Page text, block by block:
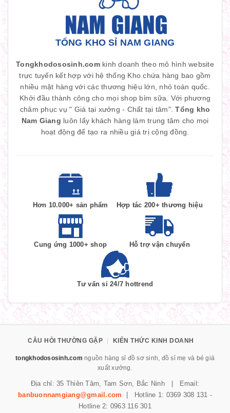
TỔNG KHO SỈ NAM GIANG
Tongkhodososinh.comkinh doanh theo mô hình website
trực tuyến kết hợp với hệ thống Kho chứa hàng bao gồm
nhiều mặt hàng với các thương hiệu lớn, nhỏ toàn quốc.
Khởi đầu thành công cho mọi shop bỉm sữa. Với phương
châm phục vụ " Giá tại xưởng - Chất tại tâm".Tổng kho
Nam Giang luôn lấy khách hàng làm trung tâm cho mọi
hoạt động để tạo ra nhiều giá trị cộng đồng.
Hơn 10.000+ sản phẩm Hợp tác 200+ thương hiệu
Cung ứng 1000+ shop Hỗ trợ vận chuyển
Tư vấn sỉ 24/7 hottrend
CÂU HỎI THƯỜNG GẶP | KIẾN THỨC KINH DOANH
tongkhodososinh.com nguồn hàng sỉ đồ sơ sinh, đồ sỉ mẹ và bé giá
xuất xưởng.
Địa chỉ: 35 Thiên Tâm, Tam Sơn, Bắc Ninh | Email:
banbuonnamgiang@gmail.com | Hotline 1: 0369 308 131 -
Hotline 2: 0963 116 301